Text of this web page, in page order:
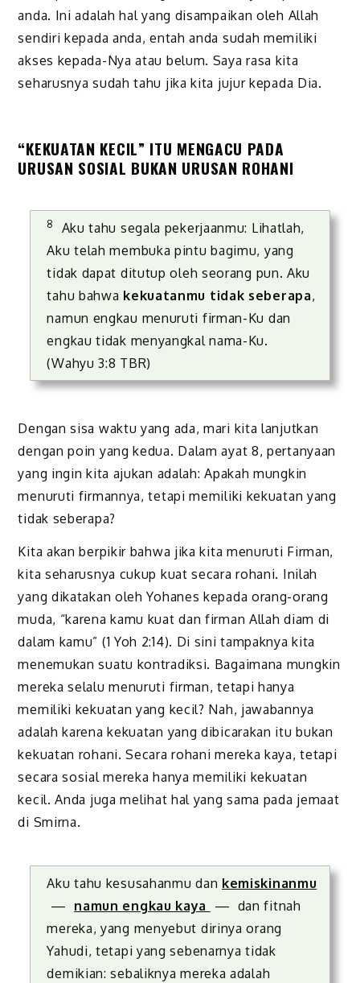
anda. Ini adalah hal yang disampaikan oleh Allah
sendiri kepada anda, entah anda sudah memiliki
akses kepada-Nya atau belum. Saya rasa kita
seharusnya sudah tahu jika kita jujur kepada Dia.
“KEKUATAN KECIL” ITU MENGACU PADA
URUSAN SOSIAL BUKAN URUSAN ROHANI
8
Aku tahu segala pekerjaanmu: Lihatlah,
Aku telah membuka pintu bagimu, yang
tidak dapat ditutup oleh seorang pun. Aku
tahu bahwa kekuatanmu tidak seberapa,
namun engkau menuruti firman-Ku dan
engkau tidak menyangkal nama-Ku.
(Wahyu 3:8 TBR)
Dengan sisa waktu yang ada, mari kita lanjutkan
dengan poin yang kedua. Dalam ayat 8, pertanyaan
yang ingin kita ajukan adalah: Apakah mungkin
menuruti firmannya, tetapi memiliki kekuatan yang
tidak seberapa?
Kita akan berpikir bahwa jika kita menuruti Firman,
kita seharusnya cukup kuat secara rohani. Inilah
yang dikatakan oleh Yohanes kepada orang-orang
muda, “karena kamu kuat dan firman Allah diam di
dalam kamu” (1 Yoh 2:14). Di sini tampaknya kita
menemukan suatu kontradiksi. Bagaimana mungkin
mereka selalu menuruti firman, tetapi hanya
memiliki kekuatan yang kecil? Nah, jawabannya
adalah karena kekuatan yang dibicarakan itu bukan
kekuatan rohani. Secara rohani mereka kaya, tetapi
secara sosial mereka hanya memiliki kekuatan
kecil. Anda juga melihat hal yang sama pada jemaat
di Smirna.
Aku tahu kesusahanmu dan kemiskinanmu
— namun engkau kaya
— dan fitnah
mereka, yang menyebut dirinya orang
Yahudi, tetapi yang sebenarnya tidak
demikian: sebaliknya mereka adalah